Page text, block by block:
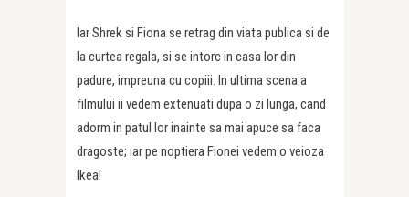
Iar Shrek si Fiona se retrag din viata publica si de
la curtea regala, si se intorc in casa lor din
padure, impreuna cu copiii. In ultima scena a
filmului ii vedem extenuati dupa o zi lunga, cand
adorm in patul lor inainte sa mai apuce sa faca
dragoste; iar pe noptiera Fionei vedem o veioza
Ikea!